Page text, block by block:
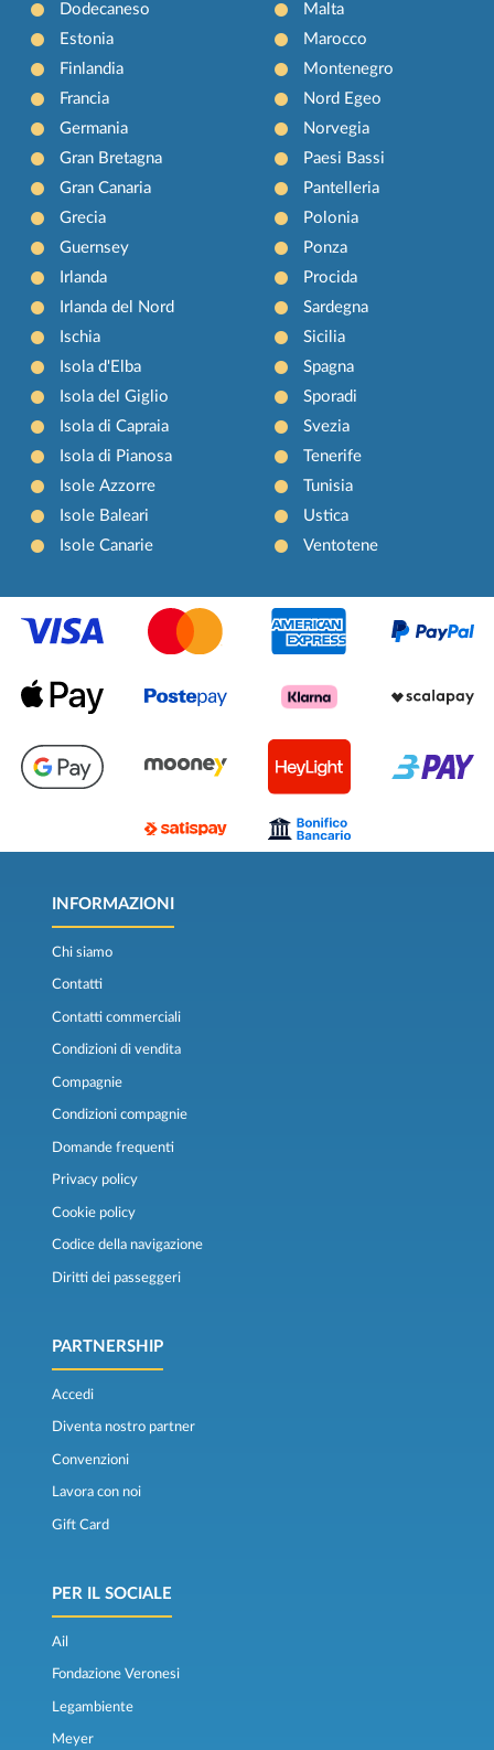
Dodecaneso
Estonia
Finlandia
Francia
Germania
Gran Bretagna
Gran Canaria
Grecia
Guernsey
Irlanda
Irlanda del Nord
Ischia
Isola d'Elba
Isola del Giglio
Isola di Capraia
Isola di Pianosa
Isole Azzorre
Isole Baleari
Isole Canarie
Malta
Marocco
Montenegro
Nord Egeo
Norvegia
Paesi Bassi
Pantelleria
Polonia
Ponza
Procida
Sardegna
Sicilia
Spagna
Sporadi
Svezia
Tenerife
Tunisia
Ustica
Ventotene
INFORMAZIONI
Chi siamo
Contatti
Contatti commerciali
Condizioni di vendita
Compagnie
Condizioni compagnie
Domande frequenti
Privacy policy
Cookie policy
Codice della navigazione
Diritti dei passeggeri
PARTNERSHIP
Accedi
Diventa nostro partner
Convenzioni
Lavora con noi
Gift Card
PER IL SOCIALE
Ail
Fondazione Veronesi
Legambiente
Meyer